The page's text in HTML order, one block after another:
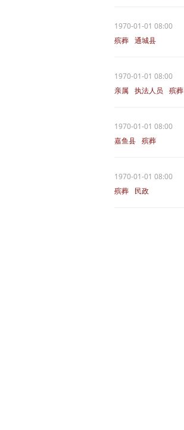
1970-01-01 08:00
殡葬 通城县
1970-01-01 08:00
亲属 执法人员 殡葬
1970-01-01 08:00
嘉鱼县 殡葬
1970-01-01 08:00
殡葬
民政